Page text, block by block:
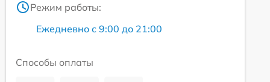
Режим работы:
Ежедневно с 9:00 до 21:00
Способы оплаты